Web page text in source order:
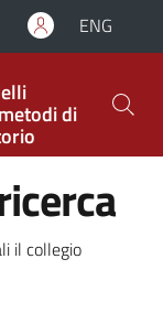
ENG
di
il collegio